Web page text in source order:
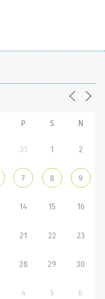
P S N
31 1 2
7 8 9
14 15 16
21 22 23
28 29 30
4 5 6